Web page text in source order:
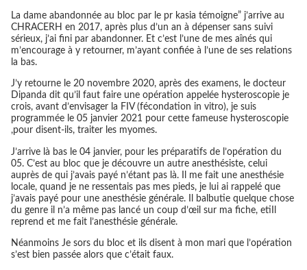
La dame abandonnée au bloc par le pr kasia témoigne” j’arrive au
CHRACERH en 2017, après plus d’un an à dépenser sans suivi
sérieux, j’ai fini par abandonner. Et c’est l’une de mes aînés qui
m’encourage à y retourner, m’ayant confiée à l’une de ses relations
la bas.
J’y retourne le 20 novembre 2020, après des examens, le docteur
Dipanda dit qu’il faut faire une opération appelée hysteroscopie je
crois, avant d’envisager la FIV (fécondation in vitro), je suis
programmée le 05 janvier 2021 pour cette fameuse hysteroscopie
,pour disent-ils, traiter les myomes.
J’arrive là bas le 04 janvier, pour les préparatifs de l’opération du
05. C’est au bloc que je découvre un autre anesthésiste, celui
auprès de qui j’avais payé n’étant pas là. Il me fait une anesthésie
locale, quand je ne ressentais pas mes pieds, je lui ai rappelé que
j’avais payé pour une anesthésie générale. Il balbutie quelque chose
du genre il n’a même pas lancé un coup d’œil sur ma fiche, etiIl
reprend et me fait l’anesthésie générale.
Néanmoins Je sors du bloc et ils disent à mon mari que l’opération
s’est bien passée alors que c’était faux.